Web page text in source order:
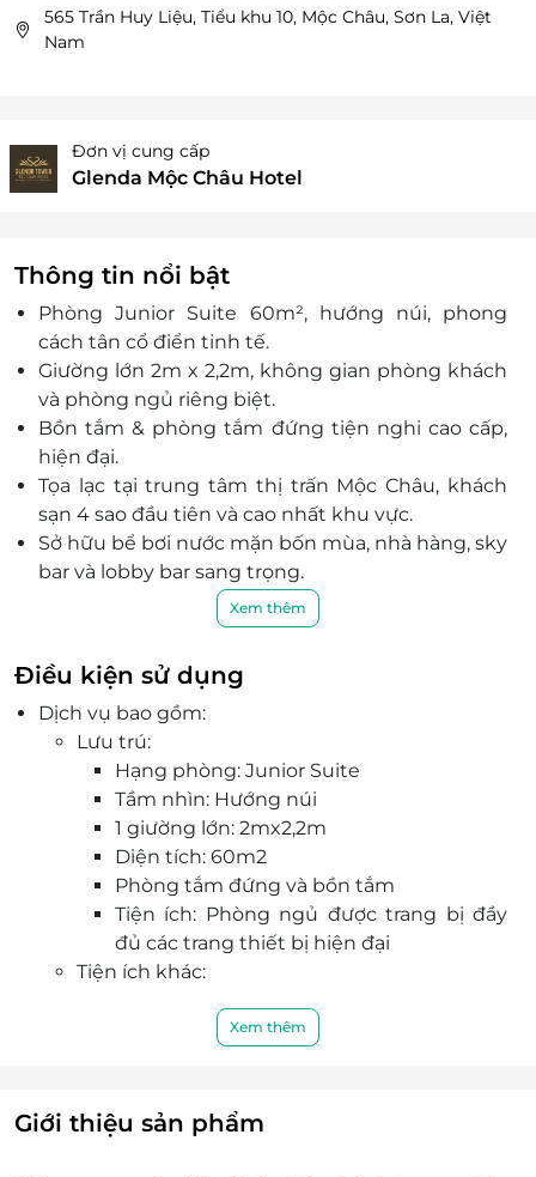
565 Trần Huy Liệu, Tiểu khu 10, Mộc Châu, Sơn La, Việt
Nam
Đơn vị cung cấp
Glenda Mộc Châu Hotel
Thông tin nổi bật
Phòng Junior Suite 60m², hướng núi, phong
cách tân cổ điển tinh tế.
Giường lớn 2m x 2,2m, không gian phòng khách
và phòng ngủ riêng biệt.
Bồn tắm & phòng tắm đứng tiện nghi cao cấp,
hiện đại.
Tọa lạc tại trung tâm thị trấn Mộc Châu, khách
sạn 4 sao đầu tiên và cao nhất khu vực.
Sở hữu bể bơi nước mặn bốn mùa, nhà hàng, sky
bar và lobby bar sang trọng.
Khách sạn toạ lạc tại vị trí trung tâm đắc địa:
cách Thung lũng Mu Náu Ơi 800m, Happy Land
6.8km, Nông trại dâu tây Đông Miền 2km, Thác
Dải Yếm 7.3km.
Voucher giảm giá đặt nhanh – đặt dịch vụ tiện lợi
trên LifeLink.vn.
Xem thêm
Điều kiện sử dụng
Dịch vụ bao gồm:
Lưu trú:
Hạng phòng: Junior Suite
Tầm nhìn: Hướng núi
1 giường lớn: 2mx2,2m
Diện tích: 60m2
Phòng tắm đứng và bồn tắm
Tiện ích: Phòng ngủ được trang bị đầy
đủ các trang thiết bị hiện đại
Tiện ích khác:
Bao gồm bữa sáng
Các tiện ích tại khách sạn
Phụ thu:
Xem thêm
Giới thiệu sản phẩm